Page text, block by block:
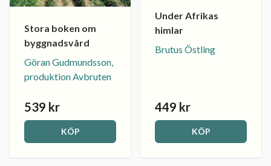
Stora boken om
byggnadsvård
Göran Gudmundsson,
produktion Avbruten
539 kr
KÖP
Under Afrikas
himlar
Brutus Östling
449 kr
KÖP